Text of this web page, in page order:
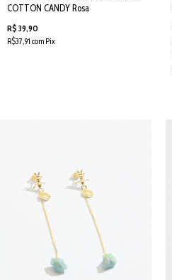
COTTON CANDY Rosa
R$ 39,90
R$37,91 com Pix